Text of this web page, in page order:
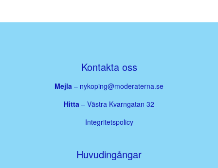
Kontakta oss
Mejla – nykoping@moderaterna.se
Hitta – Västra Kvarngatan 32
Integritetspolicy
Huvudingångar